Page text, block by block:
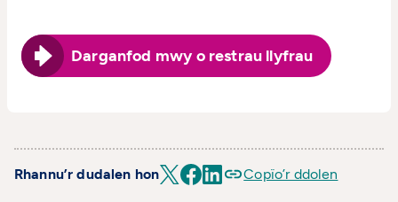
Darganfod mwy o restrau llyfrau
Rhannu’r dudalen hon Copïo’r ddolen